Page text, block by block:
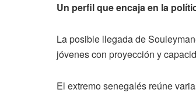
Un perfil que encaja en la
La posible llegada de
jóvenes con proyección y
El extremo senegalés reúne